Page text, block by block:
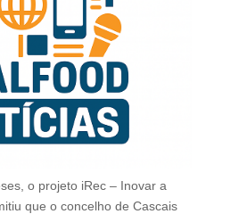
o projeto iRec – Inovar a
que o concelho de Cascais